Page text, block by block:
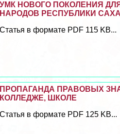
УМК НОВОГО ПОКОЛЕНИЯ
НАРОДОВ РЕСПУБЛИКИ
Статья в формате PDF 115 KB...
ПРОПАГАНДА ПРАВОВЫХ
КОЛЛЕДЖЕ, ШКОЛЕ
Статья в формате PDF 125 KB...